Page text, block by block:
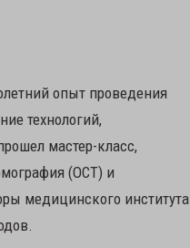
опыт проведения
технологий,
мастер-класс,
(ОСТ) и
медицинского института